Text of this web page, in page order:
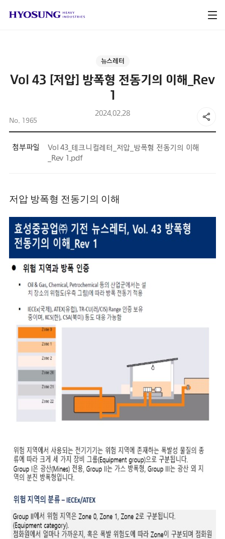
뉴스레터
Vol 43 [저압] 방폭형 전동기의 이해_Rev
1
2024.02.28
No. 1965
첨부파일
Vol 43_테크니컬레터_저압_방폭형 전동기의 이해
_Rev 1.pdf
저압 방폭형 전동기의 이해